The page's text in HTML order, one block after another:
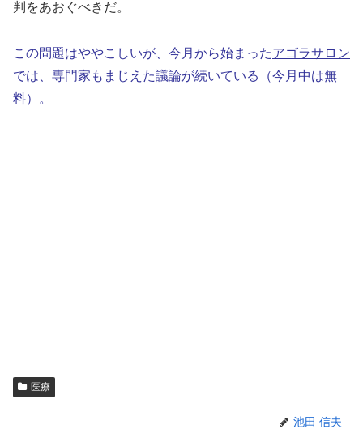
判をあおぐべきだ。
この問題はややこしいが、今月から始まったアゴラサロン
では、専門家もまじえた議論が続いている（今月中は無
料）。
医療
池田 信夫